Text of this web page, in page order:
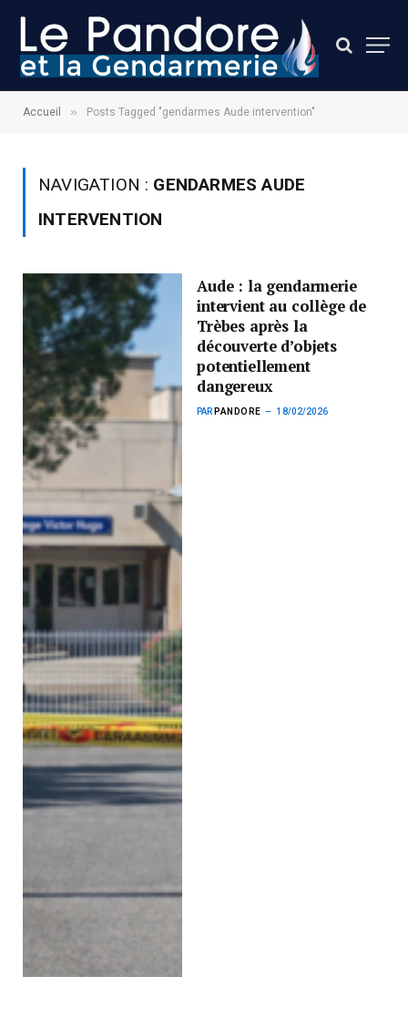
Accueil » Posts Tagged "gendarmes Aude intervention"
NAVIGATION : GENDARMES AUDE
INTERVENTION
Aude : la gendarmerie
intervient au collège de
Trèbes après la
découverte d’objets
potentiellement
dangereux
PAR PANDORE 18/02/2026